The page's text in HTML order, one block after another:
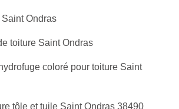
Ondras
toiture Saint Ondras
coloré pour toiture Saint
tôle et tuile Saint Ondras 38490